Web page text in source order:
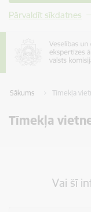
Pārvaldīt sīkdatnes
Sākums Tīmekļa
Tīmekļa
Vai šī